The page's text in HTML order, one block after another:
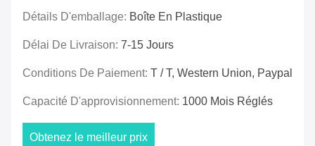
Détails D'emballage: Boîte En Plastique
Délai De Livraison: 7-15 Jours
Conditions De Paiement: T / T, Western Union, Paypal
Capacité D'approvisionnement: 1000 Mois Réglés
Obtenez le meilleur prix